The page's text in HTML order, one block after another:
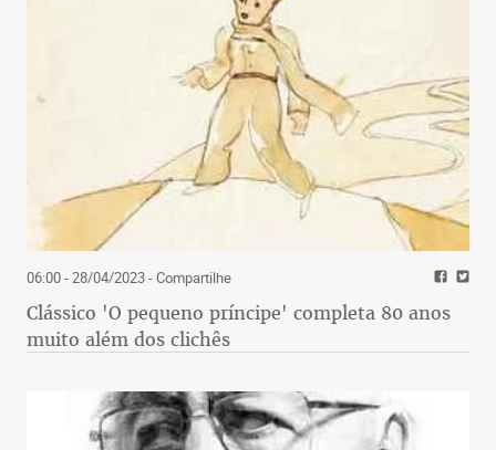
06:00 - 28/04/2023- Compartilhe
Clássico 'O pequeno príncipe' completa 80 anos
muito além dos clichês